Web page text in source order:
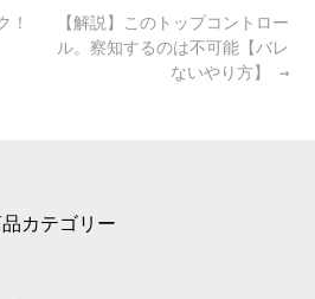
【解説】このトップコントロー
ル。察知するのは不可能【バレ
ないやり方】 →
！
カテゴリー